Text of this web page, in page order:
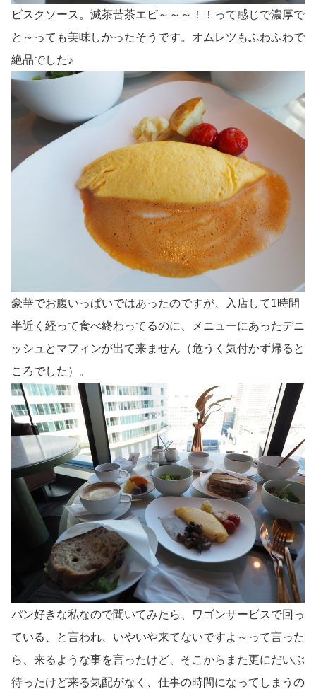
ビスクソース。滅茶苦茶エビ～～～！！って感じで濃厚で
と～っても美味しかったそうです。オムレツもふわふわで
絶品でした♪
豪華でお腹いっぱいではあったのですが、入店して1時間
半近く経って食べ終わってるのに、メニューにあったデニ
ッシュとマフィンが出て来ません（危うく気付かず帰ると
ころでした）。
パン好きな私なので聞いてみたら、ワゴンサービスで回っ
ている、と言われ、いやいや来てないですよ～って言った
ら、来るような事を言ったけど、そこからまた更にだいぶ
待ったけど来る気配がなく、仕事の時間になってしまうの